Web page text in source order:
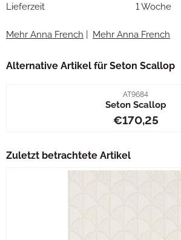
Lieferzeit
1 Woche
Mehr Anna French Mehr Anna French
Alternative Artikel für Seton Scallop
Artikelnummer
AT9684
Seton Scallop
Preis: 170,25
€170,25
Zuletzt betrachtete Artikel